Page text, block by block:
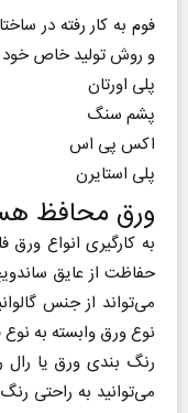
فوم به کار رفته در
و روش تولید خاص خود
پلی اورتان
پشم سنگ
اکس پی اس
پلی استایرن
ورق محافظ
حفاظت از عایق
می‌تواند از جنس
نوع ورق وابسته به
رنگ بندی ورق یا
می‌توانید به راحتی